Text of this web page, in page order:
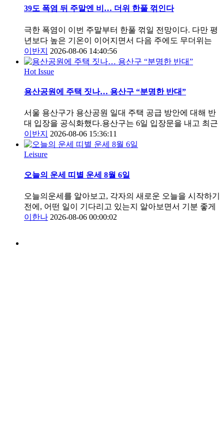
39도 폭염 뒤 주말엔 비… 더위 한풀 꺾인다
극한 폭염이 이번 주말부터 한풀 꺾일 전망이다. 다만 평
년보다 높은 기온이 이어지면서 다음 주에도 무더위는
이반지
2026-08-06 14:40:56
Hot Issue
용산공원에 주택 짓나… 용산구 “분명한 반대”
서울 용산구가 용산공원 일대 주택 공급 방안에 대해 반
대 입장을 공식화했다.용산구는 6일 입장문을 내고 최근
이반지
2026-08-06 15:36:11
Leisure
오늘의 운세 띠별 운세 8월 6일
오늘의운세를 알아보고, 각자의 새로운 오늘을 시작하기
전에, 어떤 일이 기다리고 있는지 알아보면서 기분 좋게
이한나 2026-08-06 00:00:02